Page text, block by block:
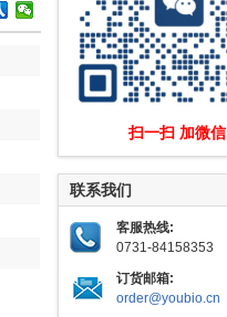
扫一扫 加微信
联系我们
客服热线:
0731-84158353
订货邮箱:
order@youbio.cn